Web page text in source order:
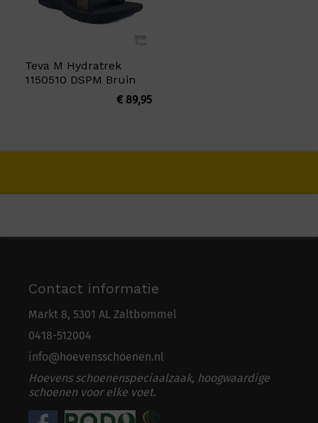
Teva M Hydratrek
1150510 DSPM Bruin
€89,95
Contact informatie
Markt 8, 5301 AL Zaltbommel
0418-512004
info@hoevensschoenen.nl
Hoevens schoenenspeciaalzaak, hoogwaardige
schoenen voor elke voet.